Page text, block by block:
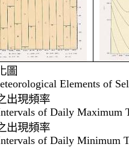
圖
Elements of
出現頻率
of Daily Maximum
出現頻率
of Daily Minimum